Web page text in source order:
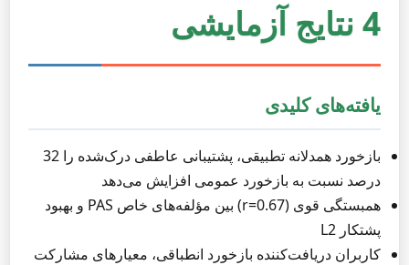
4 نتایج آزمایشی
یافته‌های کلیدی
بازخورد همدلانه تطبیقی، پشتیبانی عاطفی درک‌شده را 32
درصد نسبت به بازخورد عمومی افزایش می‌دهد
همبستگی قوی (r=0.67) بین مؤلفه‌های خاص PAS و بهبود
پشتکار L2
کاربران دریافت‌کننده بازخورد انطباقی، معیارهای مشارکت